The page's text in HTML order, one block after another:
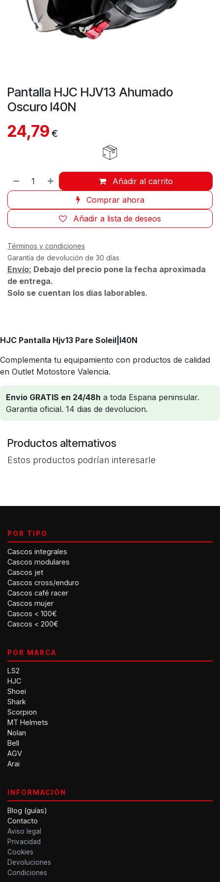
Pantalla HJC HJV13 Ahumado
Oscuro I40N
24,79 €
Añadir al carrito
Comprar ahora
Añadir a lista de deseos
Términos y condiciones
Garantía de devolución de 30 días
Envío: Debajo del precio pone la fecha aproximada
de entrega.
Solo se cuentan los días laborables.
HJC Pantalla Hjv13 Pare Soleil |I40N
Complementa tu equipamiento con productos de calidad
en Outlet Motostore Valencia.
Envio GRATIS en 24/48h a toda Espana peninsular.
Garantia oficial. 14 dias de devolucion.
Productos alternativos
Estos productos podrían interesarle
POR TIPO
Cascos integrales
Cascos modulares
Cascos jet
Cascos cross/enduro
Cascos café racer
Cascos mujer
Cascos < 100€
Cascos < 200€
POR MARCA
LS2
HJC
Shoei
Shark
Scorpion
MT Helmets
Nolan
Bell
AGV
Arai
INFORMACIÓN
Blog (guías)
Contacto
Aviso legal
Privacidad
Cookies
Devoluciones
Condiciones